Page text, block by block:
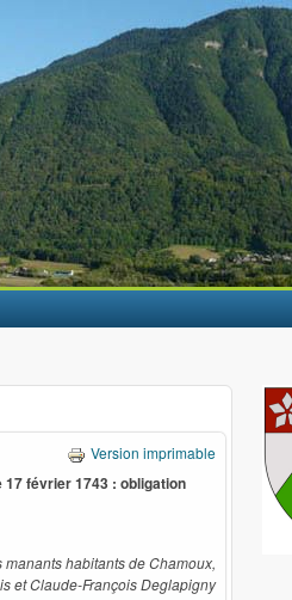
Version imprimable
février 1743 : obligation
habitants de Chamoux,
et Claude-François Deglapigny